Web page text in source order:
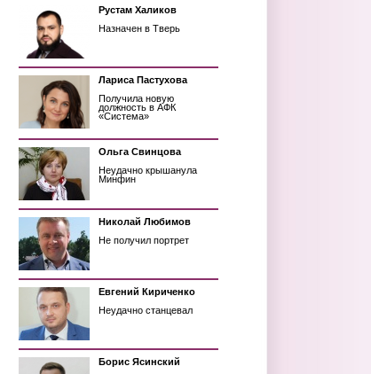
Рустам Халиков
Назначен в Тверь
Лариса Пастухова
Получила новую
должность в АФК
«Система»
Ольга Свинцова
Неудачно крышанула
Минфин
Николай Любимов
Не получил портрет
Евгений Кириченко
Неудачно станцевал
Борис Ясинский